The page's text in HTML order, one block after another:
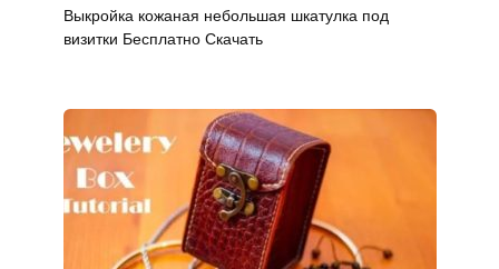
Выкройка кожаная небольшая шкатулка под
визитки Бесплатно Скачать